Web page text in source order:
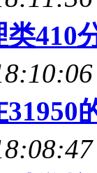
410